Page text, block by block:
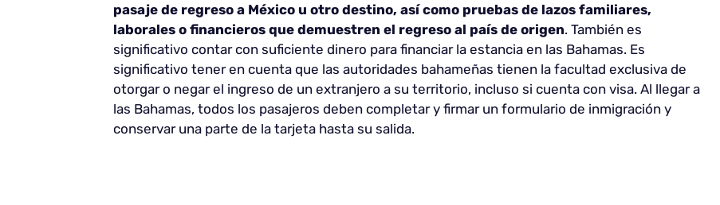
pasaje de regreso a México u otro destino, así como pruebas de lazos familiares,
laborales o financieros que demuestren el regreso al país de origen. También es
significativo contar con suficiente dinero para financiar la estancia en las Bahamas. Es
significativo tener en cuenta que las autoridades bahameñas tienen la facultad exclusiva de
otorgar o negar el ingreso de un extranjero a su territorio, incluso si cuenta con visa. Al llegar a
las Bahamas, todos los pasajeros deben completar y firmar un formulario de inmigración y
conservar una parte de la tarjeta hasta su salida.